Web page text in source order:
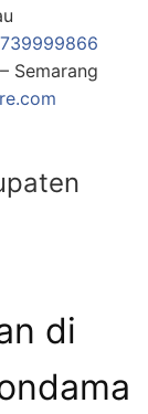
Semarang
di